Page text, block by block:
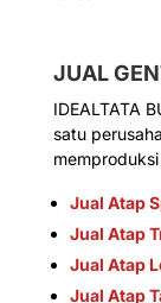
JUAL
IDEALTATA
satu
Jual Atap
Jual Atap
Jual Atap
Jual Atap